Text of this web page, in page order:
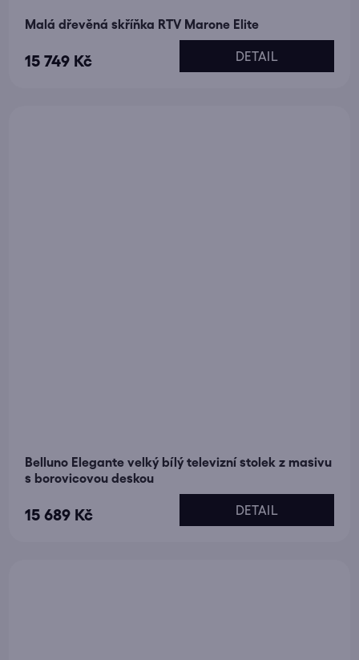
Malá dřevěná skříňka RTV Marone Elite
15 749 Kč DETAIL
Belluno Elegante velký bílý televizní stolek z masivu
s borovicovou deskou
15 689 Kč DETAIL